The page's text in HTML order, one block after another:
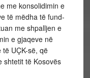
me konsolidimin e
të mëdha të fund-
me shpalljen e
e gjaqeve në
UÇK-së, që
shtetit të Kosovës